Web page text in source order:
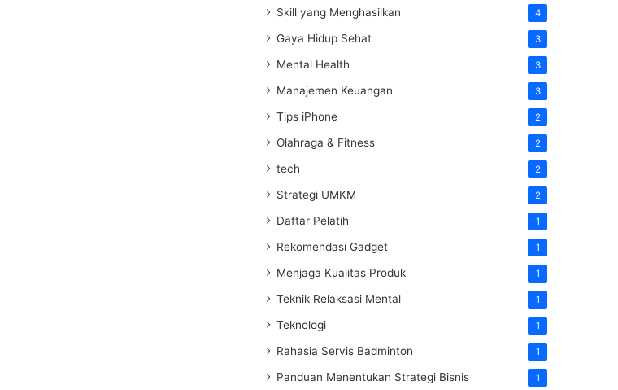
Skill yang Menghasilkan 4
Gaya Hidup Sehat 3
Mental Health 3
Manajemen Keuangan 3
Tips iPhone 2
Olahraga & Fitness 2
tech 2
Strategi UMKM 2
Daftar Pelatih 1
Rekomendasi Gadget 1
Menjaga Kualitas Produk 1
Teknik Relaksasi Mental 1
Teknologi 1
Rahasia Servis Badminton 1
Panduan Menentukan Strategi Bisnis 1